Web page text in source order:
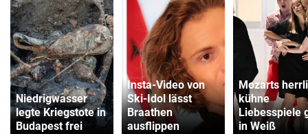
Niedrigwasser
legte Kriegstote in
Budapest frei
Insta-Video von
Ski-Idol lässt
Braathen
ausflippen
Mozarts
kühne
Liebesspiele
in Weiß